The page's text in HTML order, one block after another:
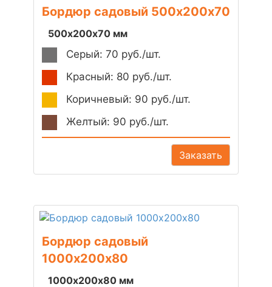
Бордюр садовый 500х200х70
500х200х70 мм
Серый: 70 руб./шт.
Красный: 80 руб./шт.
Коричневый: 90 руб./шт.
Желтый: 90 руб./шт.
Заказать
Бордюр садовый
1000х200х80
1000х200х80 мм